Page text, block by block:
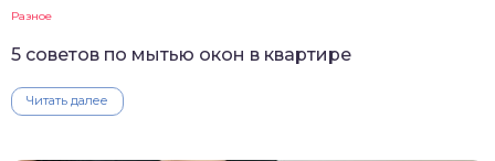
Разное
5 советов по мытью окон в квартире
Читать далее